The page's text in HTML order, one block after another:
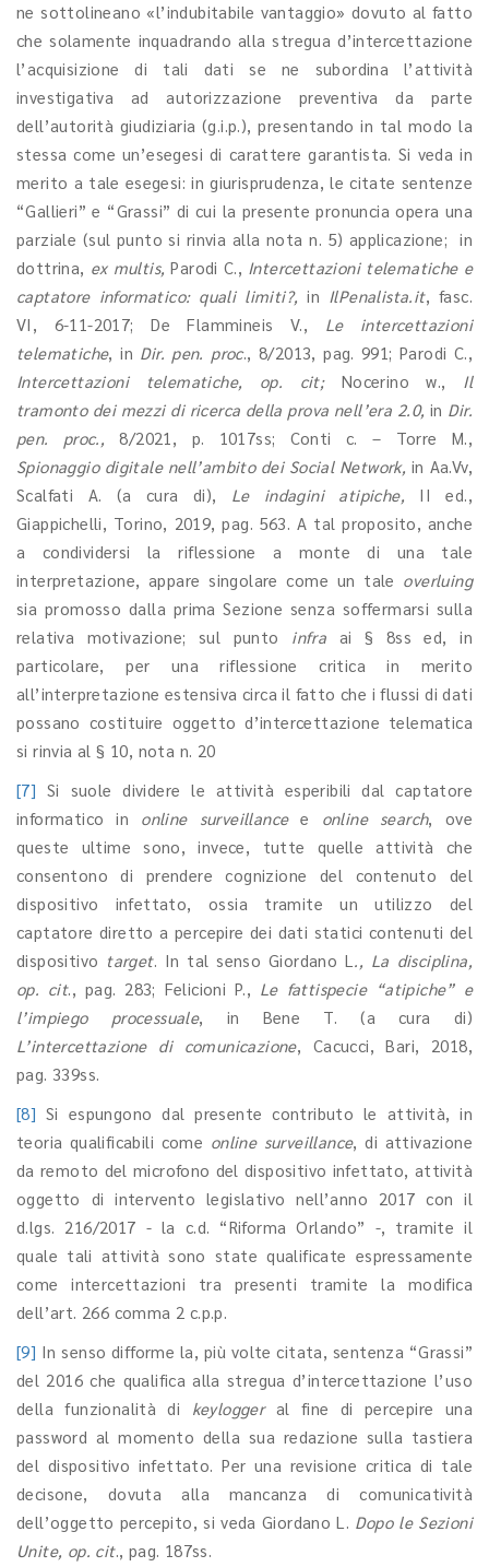
ne sottolineano «l’indubitabile vantaggio» dovuto al fatto
che solamente inquadrando alla stregua d’intercettazione
l’acquisizione di tali dati se ne subordina l’attività
investigativa ad autorizzazione preventiva da parte
dell’autorità giudiziaria (g.i.p.), presentando in tal modo la
stessa come un’esegesi di carattere garantista. Si veda in
merito a tale esegesi: in giurisprudenza, le citate sentenze
“Gallieri” e “Grassi” di cui la presente pronuncia opera una
parziale (sul punto si rinvia alla nota n. 5) applicazione; in
dottrina, ex multis,Parodi C., Intercettazioni telematiche e
captatore informatico: quali limiti?,in IlPenalista.it, fasc.
VI, 6-11-2017; De Flammineis V., Le intercettazioni
telematiche, in Dir. pen. proc., 8/2013, pag. 991; Parodi C.,
Intercettazioni telematiche, op. cit; Nocerino w., Il
tramonto dei mezzi di ricerca della prova nell’era 2.0,in Dir.
pen. proc.,8/2021, p. 1017ss; Conti c. – Torre M.,
Spionaggio digitale nell’ambito dei Social Network,in Aa.Vv,
Scalfati A. (a cura di), Le indagini atipiche, II ed.,
Giappichelli, Torino, 2019, pag. 563. A tal proposito, anche
a condividersi la riflessione a monte di una tale
interpretazione, appare singolare come un tale overluing
sia promosso dalla prima Sezione senza soffermarsi sulla
relativa motivazione; sul punto infra ai § 8ss ed, in
particolare, per una riflessione critica in merito
all’interpretazione estensiva circa il fatto che i flussi di dati
possano costituire oggetto d’intercettazione telematica
si rinvia al § 10, nota n. 20
[7] Si suole dividere le attività esperibili dal captatore
informatico in online surveillancee online search, ove
queste ultime sono, invece, tutte quelle attività che
consentono di prendere cognizione del contenuto del
dispositivo infettato, ossia tramite un utilizzo del
captatore diretto a percepire dei dati statici contenuti del
dispositivo target. In tal senso Giordano L ., La disciplina,
op. cit., pag. 283; Felicioni P., Le fattispecie “atipiche” e
l’impiego processuale, in Bene T. (a cura di)
L’intercettazione di comunicazione, Cacucci, Bari, 2018,
pag. 339ss.
[8] Si espungono dal presente contributo le attività, in
teoria qualificabili come online surveillance, di attivazione
da remoto del microfono del dispositivo infettato, attività
oggetto di intervento legislativo nell’anno 2017 con il
d.lgs. 216/2017 - la c.d. “Riforma Orlando” -, tramite il
quale tali attività sono state qualificate espressamente
come intercettazioni tra presenti tramite la modifica
dell’art. 266 comma 2 c.p.p.
[9] In senso difforme la, più volte citata, sentenza “Grassi”
del 2016 che qualifica alla stregua d’intercettazione l’uso
della funzionalità di keyloggeral fine di percepire una
password al momento della sua redazione sulla tastiera
del dispositivo infettato. Per una revisione critica di tale
decisone, dovuta alla mancanza di comunicatività
dell’oggetto percepito, si veda Giordano L. Dopo le Sezioni
Unite, op. cit., pag. 187ss.